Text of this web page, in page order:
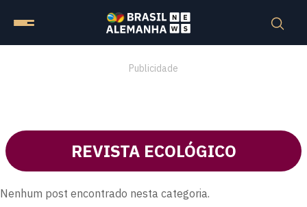
Publicidade
REVISTA ECOLÓGICO
Nenhum post encontrado nesta categoria.